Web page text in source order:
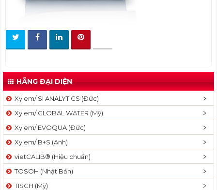
HÃNG ĐẠI DIỆN
Xylem/ SI ANALYTICS (Đức)
Xylem/ GLOBAL WATER (Mỹ)
Xylem/ EVOQUA (Đức)
Xylem/ B+S (Anh)
vietCALIB® (Hiệu chuẩn)
TOSOH (Nhật Bản)
TISCH (Mỹ)